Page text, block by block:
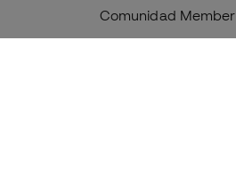
Comunidad Member